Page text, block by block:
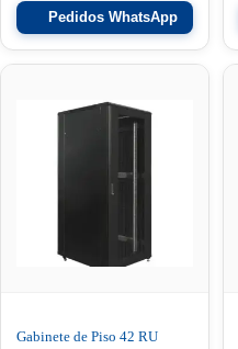
Pedidos WhatsApp
Gabinete de Piso 42 RU